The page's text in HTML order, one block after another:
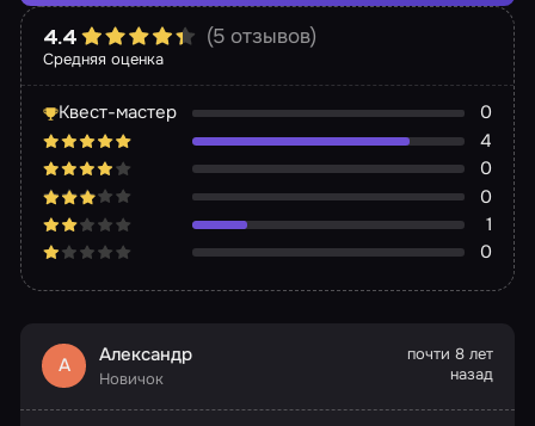
Средняя оценка
4.4 (5 отзывов)
Квест-мастер
0
4
0
0
1
0
А Александр
Новичок
почти 8 лет
назад